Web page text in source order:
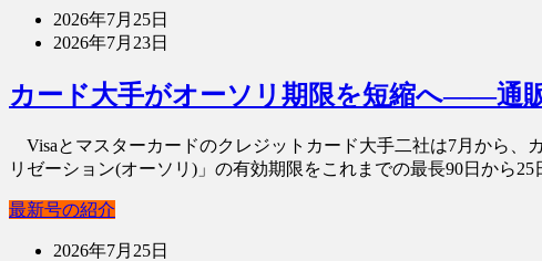
2026年7月25日
2026年7月23日
カード大手がオーソリ期限を短縮へ――通
Visaとマスターカードのクレジットカード大手二社は7月から、
リゼーション(オーソリ)」の有効期限をこれまでの最長90日から
最新号の紹介
2026年7月25日